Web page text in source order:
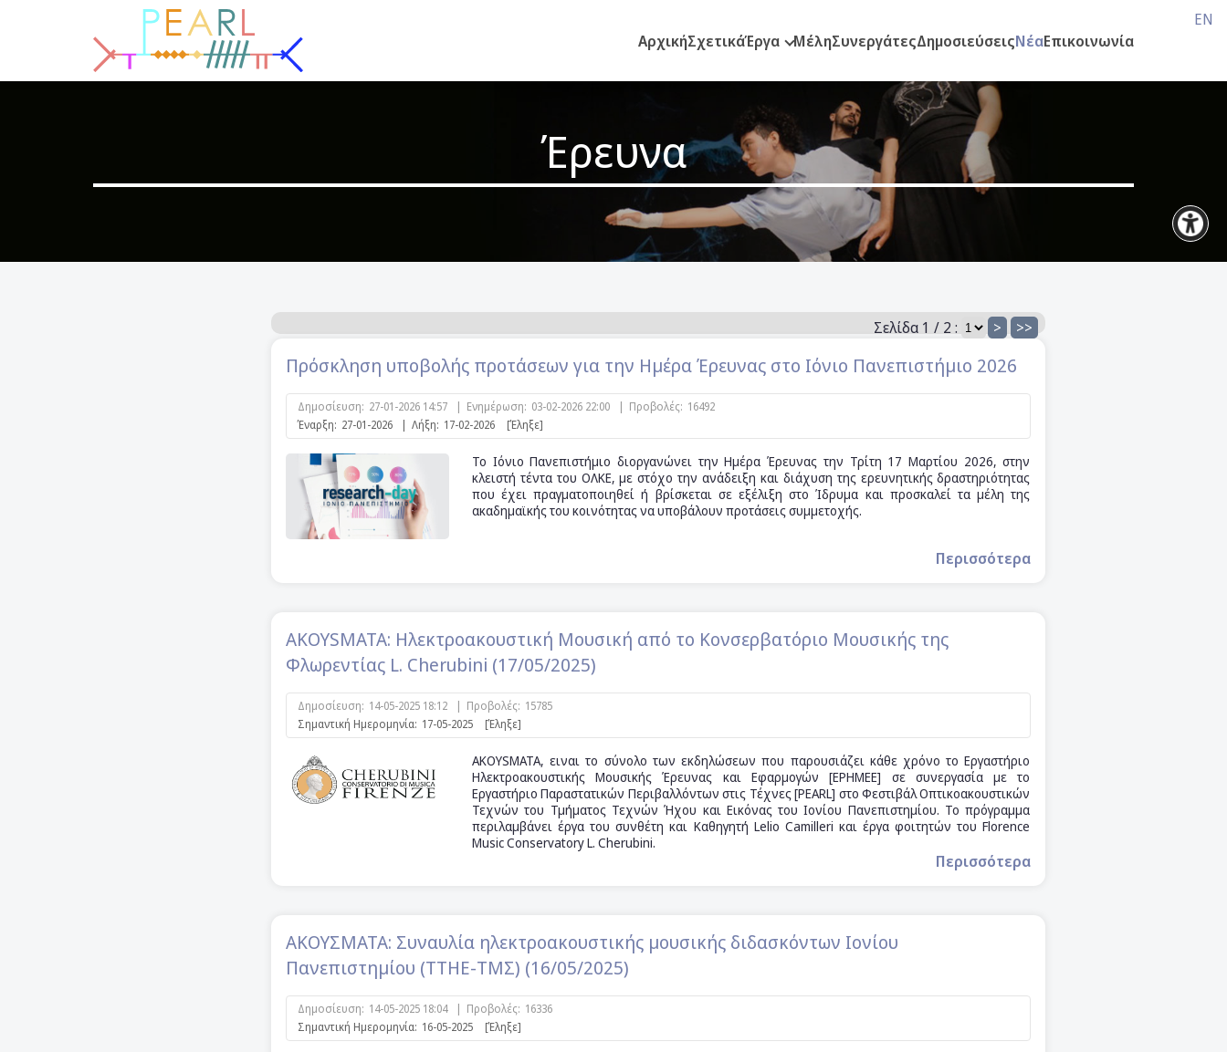
ΑρχικήΣχετικάΈργα ΜέληΣυνεργάτεςΔημοσιεύσειςΝέαΕπικοινωνία
EN
Έρευνα
Σελίδα 1 / 2 : > >>
Πρόσκληση υποβολής προτάσεων για την Ημέρα Έρευνας στο Ιόνιο Πανεπιστήμιο 2026
Δημοσίευση: 27-01-2026 14:57 | Ενημέρωση: 03-02-2026 22:00 | Προβολές: 16492
Έναρξη: 27-01-2026 | Λήξη: 17-02-2026 [Έληξε]
Το Ιόνιο Πανεπιστήμιο διοργανώνει την Ημέρα Έρευνας την Τρίτη 17 Μαρτίου 2026, στην
κλειστή τέντα του ΟΛΚΕ, με στόχο την ανάδειξη και διάχυση της ερευνητικής δραστηριότητας
που έχει πραγματοποιηθεί ή βρίσκεται σε εξέλιξη στο Ίδρυμα και προσκαλεί τα μέλη της
ακαδημαϊκής του κοινότητας να υποβάλουν προτάσεις συμμετοχής.
Περισσότερα
AKOYSMATA: Ηλεκτροακουστική Μουσική από το Κονσερβατόριο Μουσικής της
Φλωρεντίας L. Cherubini (17/05/2025)
Δημοσίευση: 14-05-2025 18:12 | Προβολές: 15785
Σημαντική Ημερομηνία: 17-05-2025 [Έληξε]
AKOYSMATA, ειναι το σύνολο των εκδηλώσεων που παρουσιάζει κάθε χρόνο το Εργαστήριο
Ηλεκτροακουστικής Μουσικής Έρευνας και Εφαρμογών [ΕΡΗΜΕΕ] σε συνεργασία με το
Εργαστήριο Παραστατικών Περιβαλλόντων στις Τέχνες [PEARL] στο Φεστιβάλ Οπτικοακουστικών
Τεχνών του Τμήματος Τεχνών Ήχου και Εικόνας του Ιονίου Πανεπιστημίου. Το πρόγραμμα
περιλαμβάνει έργα του συνθέτη και Καθηγητή Lelio Camilleri και έργα φοιτητών του Florence
Music Conservatory L. Cherubini.
Περισσότερα
ΑΚΟΥΣΜΑΤΑ: Συναυλία ηλεκτροακουστικής μουσικής διδασκόντων Ιονίου
Πανεπιστημίου (ΤΤΗΕ-ΤΜΣ) (16/05/2025)
Δημοσίευση: 14-05-2025 18:04 | Προβολές: 16336
Σημαντική Ημερομηνία: 16-05-2025 [Έληξε]